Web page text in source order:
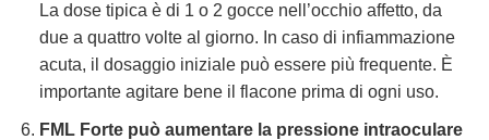
La dose tipica è di 1 o 2 gocce nell’occhio affetto, da
due a quattro volte al giorno. In caso di infiammazione
acuta, il dosaggio iniziale può essere più frequente. È
importante agitare bene il flacone prima di ogni uso.
FML Forte può aumentare la pressione intraoculare